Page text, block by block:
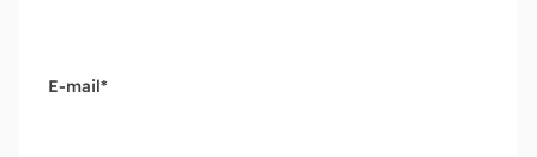
E-mail*